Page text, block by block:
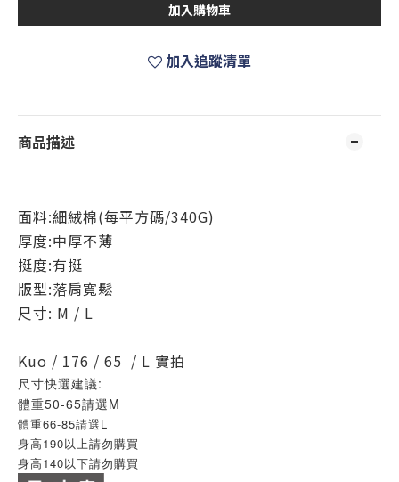
加入購物車
加入追蹤清單
商品描述
面料:細絨棉(每平方碼/340G)
厚度:中厚不薄
挺度:有挺
版型:落肩寬鬆
尺寸: M / L
Kuo / 176 / 65 / L 實拍
尺寸快選建議:
體重50-65請選M
體重66-85請選L
身高190以上請勿購買
身高140以下請勿購買